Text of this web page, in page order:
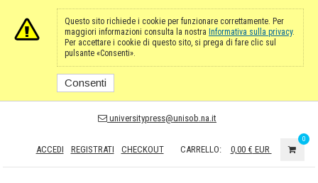
Questo sito richiede i cookie per funzionare correttamente. Per
maggiori informazioni consulta la nostra Informativa sulla privacy.
Per accettare i cookie di questo sito, si prega di fare clic sul
pulsante «Consenti».
Consenti
universitypress@unisob.na.it
ACCEDI REGISTRATI CHECKOUT CARRELLO: 0,00 € EUR
0